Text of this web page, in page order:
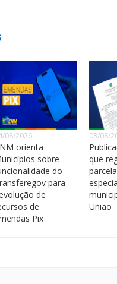
08/2026
orienta
sobre
do
para
de
de
Pix
03/08/
que
União